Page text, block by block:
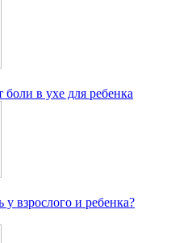
в ухе для ребенка
взрослого и ребенка?